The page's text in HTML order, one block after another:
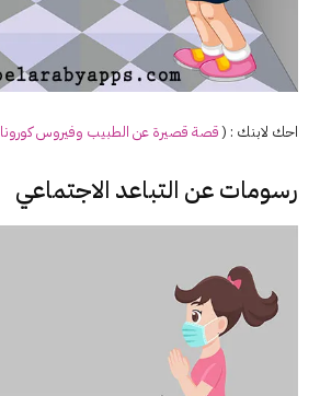
احك لابنك : (قصة قصيرة عن الطبيب وفيروسكورونا
رسومات عن التباعد الاجتماعي